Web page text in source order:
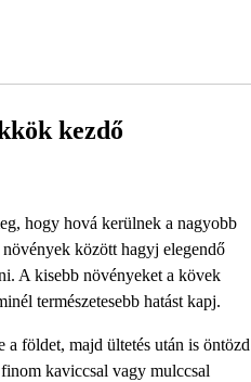
kezdő
hogy hová kerülnek a nagyobb
között hagyj elegendő
A kisebb növényeket a kövek
természetesebb hatást kapj.
a földet, majd ültetés után is öntözd
kaviccsal vagy mulccsal